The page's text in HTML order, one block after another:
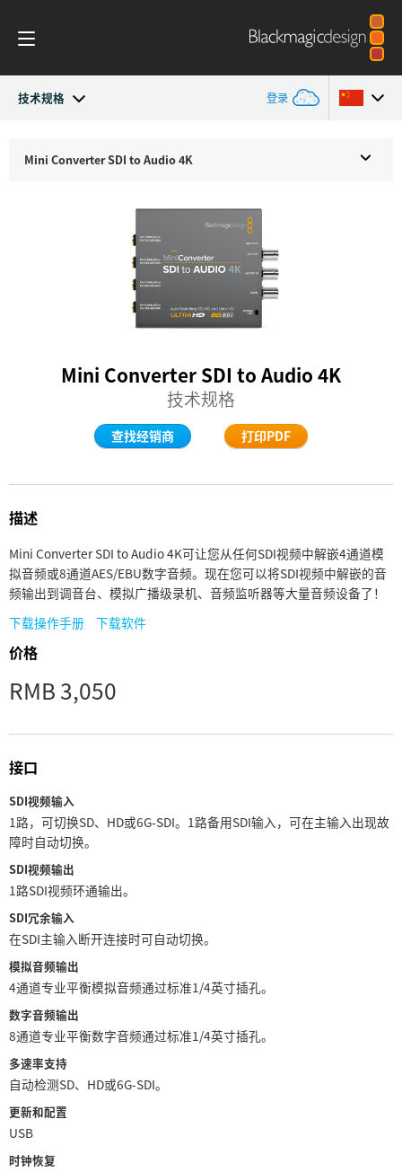
技术规格 登录
Denmark
Finland
India
Italy
Korea
Mexico
Netherlands
New Zealand
Norway
Poland
Portugal
Singapore
South Africa
Spain
Mini ConverterSDI to Audio 4K
Mini Converter SDI to Audio 4K
技术规格
查找经销商 打印PDF
描述
Mini Converter SDI to Audio 4K可让您从任何SDI视频中解嵌4通道模
拟音频或8通道AES/EBU数字音频。现在您可以将SDI视频中解嵌的音
频输出到调音台、模拟广播级录机、音频监听器等大量音频设备了！
下载操作手册
下载软件
价格
RMB 3,050
接口
SDI视频输入
1路，可切换SD、HD或6G‑SDI。1路备用SDI输入，可在主输入出现故
障时自动切换。
SDI视频输出
1路SDI视频环通输出。
SDI冗余输入
在SDI主输入断开连接时可自动切换。
模拟音频输出
4通道专业平衡模拟音频通过标准1/4英寸插孔。
数字音频输出
8通道专业平衡数字音频通过标准1/4英寸插孔。
多速率支持
自动检测SD、HD或6G‑SDI。
更新和配置
USB
时钟恢复